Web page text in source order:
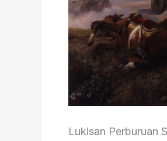
Lukisan Perburuan